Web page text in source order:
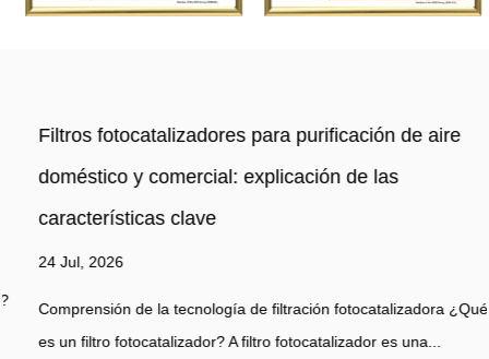
Filtros fotocatalizadores para purificación de aire
doméstico y comercial: explicación de las
características clave
24 Jul, 2026
Comprensión de la tecnología de filtración fotocatalizadora ¿Qué
es un filtro fotocatalizador? A filtro fotocatalizador es una...